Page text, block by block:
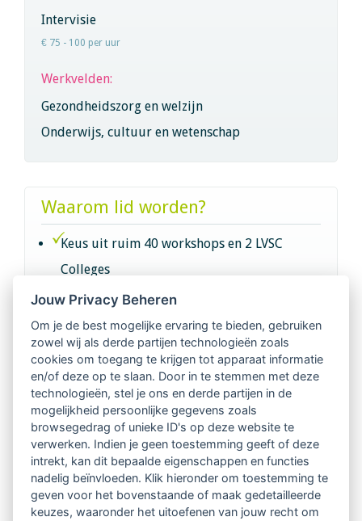
Intervisie
€ 75 - 100 per uur
Werkvelden:
Gezondheidszorg en welzijn
Onderwijs, cultuur en wetenschap
Waarom lid worden?
Keus uit ruim 40 workshops en 2 LVSC
Colleges
Intervisie met geregistreerde vakgenoten
Netwerk van 2100 professionals in 14
regio's
Vindbaar voor opdrachtgevers
Tijdschrift voor
Begeleidingskunde & kennisbank
Beroepsregistratie (LVSC keurmerk)
Jouw Privacy Beheren
Om je de best mogelijke ervaring te bieden, gebruiken
zowel wij als derde partijen technologieën zoals
cookies om toegang te krijgen tot apparaat informatie
en/of deze op te slaan. Door in te stemmen met deze
technologieën, stel je ons en derde partijen in de
mogelijkheid persoonlijke gegevens zoals
browsegedrag of unieke ID's op deze website te
verwerken. Indien je geen toestemming geeft of deze
intrekt, kan dit bepaalde eigenschappen en functies
nadelig beïnvloeden. Klik hieronder om toestemming te
geven voor het bovenstaande of maak gedetailleerde
keuzes, waaronder het uitoefenen van jouw recht om